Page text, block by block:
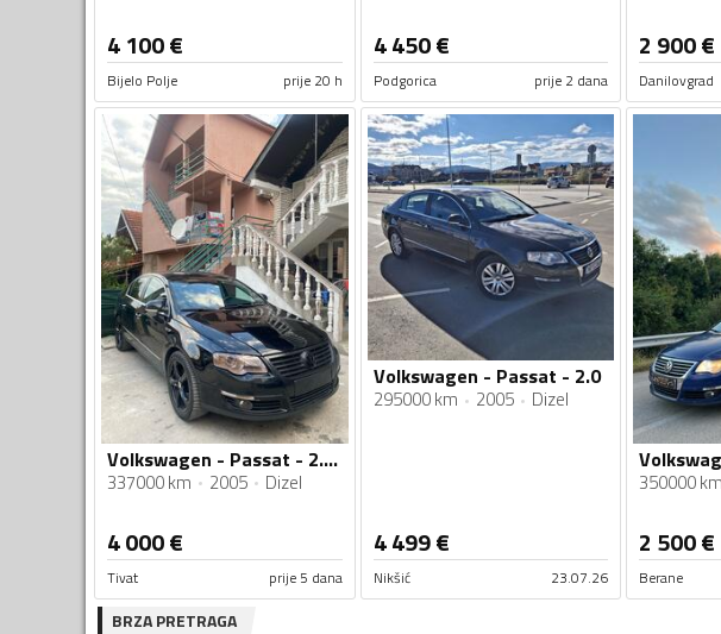
4 100€
Bijelo Polje prije 20 h
4 450€
Podgorica prije 2 dana
2 900€
Danilovgrad
Volkswagen - Passat - 2.0tdi
337000 km 2005 Dizel
4 000€
Tivat prije 5 dana
Volkswagen - Passat - 2.0
295000 km 2005 Dizel
4 499€
Nikšić 23.07.26
350000 km
2 500€
Berane
BRZA PRETRAGA